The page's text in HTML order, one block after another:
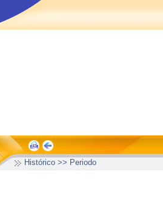
Histórico >> Periodo